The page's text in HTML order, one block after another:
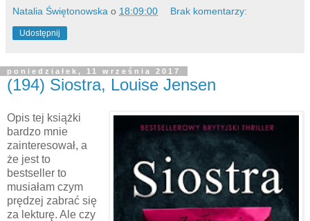
Natalia Świętonowska o 18:09:00 Brak komentarzy:
Udostępnij
poniedziałek, 11 września 2017
(194) Siostra, Louise Jensen
Opis tej książki
bardzo mnie
zainteresował, a
że jest to
bestseller to
musiałam czym
prędzej zabrać się
za lekturę. Ale czy